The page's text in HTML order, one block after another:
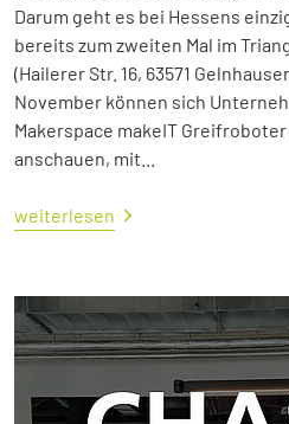
Darum geht es bei Hessens
bereits zum zweiten Mal im
(Hailerer Str. 16, 63571
November können sich
Makerspace makeIT
anschauen, mit...
weiterlesen